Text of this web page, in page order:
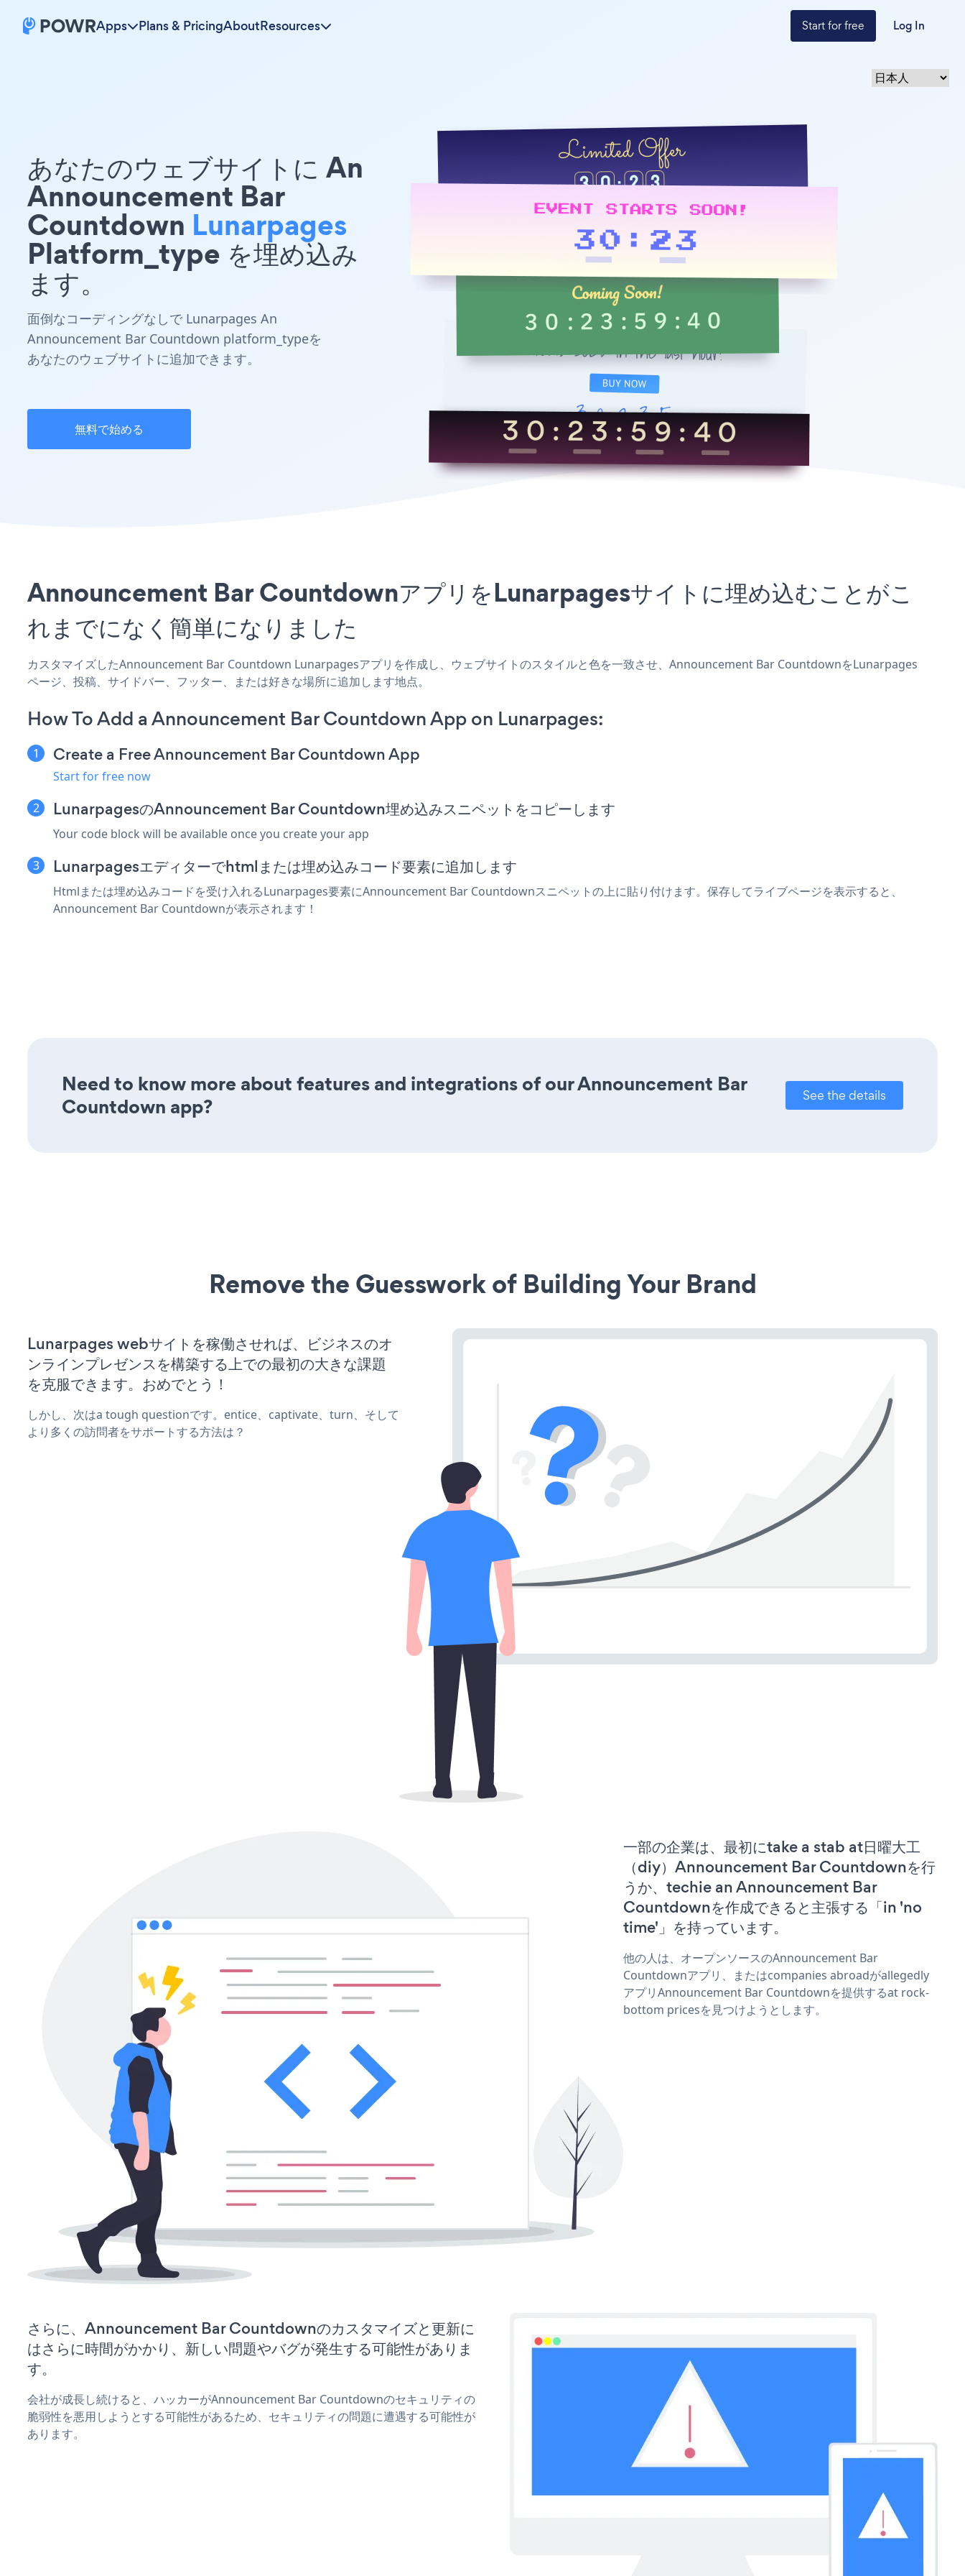
Apps Plans & PricingAboutResources Start for free Log In
あなたのウェブサイトに An
Announcement Bar
Countdown Lunarpages
Platform_type を埋め込み
ます。
面倒なコーディングなしで Lunarpages An
Announcement Bar Countdown platform_typeを
あなたのウェブサイトに追加できます。
無料で始める
Announcement Bar CountdownアプリをLunarpagesサイトに埋め込むことがこ
れまでになく簡単になりました
カスタマイズしたAnnouncement Bar Countdown Lunarpagesアプリを作成し、ウェブサイトのスタイルと色を一致させ、Announcement Bar CountdownをLunarpages
ページ、投稿、サイドバー、フッター、または好きな場所に追加します地点。
How To Add a Announcement Bar Countdown App on Lunarpages:
Create a Free Announcement Bar Countdown App
Start for free now
LunarpagesのAnnouncement Bar Countdown埋め込みスニペットをコピーします
Your code block will be available once you create your app
Lunarpagesエディターでhtmlまたは埋め込みコード要素に追加します
Htmlまたは埋め込みコードを受け入れるLunarpages要素にAnnouncement Bar Countdownスニペットの上に貼り付けます。保存してライブページを表示すると、
Announcement Bar Countdownが表示されます！
Need to know more about features and integrations of our Announcement Bar
Countdown app?
See the details
Remove the Guesswork of Building Your Brand
Lunarpages webサイトを稼働させれば、ビジネスのオ
ンラインプレゼンスを構築する上での最初の大きな課題
を克服できます。おめでとう！
しかし、次はa tough questionです。entice、captivate、turn、そして
より多くの訪問者をサポートする方法は？
一部の企業は、最初にtake a stab at日曜大工
（diy）Announcement Bar Countdownを行
うか、techie an Announcement Bar
Countdownを作成できると主張する「in 'no
time'」を持っています。
他の人は、オープンソースのAnnouncement Bar
Countdownアプリ、またはcompanies abroadがallegedly
アプリAnnouncement Bar Countdownを提供するat rock-
bottom pricesを見つけようとします。
さらに、Announcement Bar Countdownのカスタマイズと更新に
はさらに時間がかかり、新しい問題やバグが発生する可能性がありま
す。
会社が成長し続けると、ハッカーがAnnouncement Bar Countdownのセキュリティの
脆弱性を悪用しようとする可能性があるため、セキュリティの問題に遭遇する可能性が
あります。